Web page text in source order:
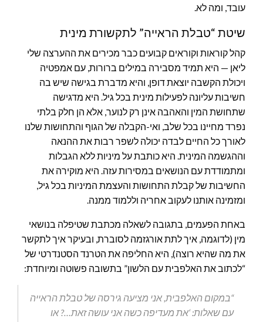
עובד, ומה לא.
שיטת “טבלת הראייה” לתקשורת מינית
קהל קוראות וקוראים קבועים כבר מכירים את ההערצה שלי
ליאן — היא תמיד מסבירה במילים ברורות, עם אמפטיה
ויכולת הקשבה יוצאת דופן, והיא מדברת בגישה שיש בה
חשיבות עליונה לפעילות מינית בכל גיל. היא מדגישה
שתחושת המין והאהבה אינן רק לנוער, אלא הן חלק בלתי
נפרד מחיינו בכל שלב, ואי-הקבלה של הגוף והתחושות שלנו
לאורך כל החיים לבדה יכולה לשפר רבות את ההנאה
וההגשמה המינית. היא כותבת על מיניות ללא הגבלות
ומתמודדת עם הנושאים במסירות עזה. היא מוקירה את
החשיבות של קבלת התחושות והעצמת המיניות בכל גיל,
ומזמינה אותנו לעקוב אחריה וללמוד ממנה.
באחת הפעמים, בתגובה לשאלה מכתבת שטיפלה בנושאי
מין (לדוגמה, איך לתת אורגזמה לסוברת, ובעיקר איך לתקשר
את מה שהיא רוצה), היא החליפה את הטרנד הסטנדרטי של
“לכתוב את האלפבית עם הלשון” בתשובה פשוטה ומיוחדת:
“במקום האלפבית, אני מציעה גירסה של טבלת הראייה
עם שאלות: ‘את מעדיפה כשה אני עושה זאת…? או